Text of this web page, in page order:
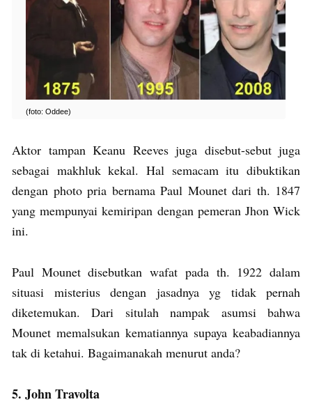
(foto: Oddee)
Aktor tampan Keanu Reeves juga disebut-sebut juga
sebagai makhluk kekal. Hal semacam itu dibuktikan
dengan photo pria bernama Paul Mounet dari th. 1847
yang mempunyai kemiripan dengan pemeran Jhon Wick
ini.
Paul Mounet disebutkan wafat pada th. 1922 dalam
situasi misterius dengan jasadnya yg tidak pernah
diketemukan. Dari situlah nampak asumsi bahwa
Mounet memalsukan kematiannya supaya keabadiannya
tak di ketahui. Bagaimanakah menurut anda?
5. John Travolta